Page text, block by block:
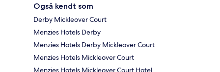
Også kendt som
Derby Mickleover Court
Menzies Hotels Derby
Menzies Hotels Derby Mickleover Court
Menzies Hotels Mickleover Court
Menzies Hotels Mickleover Court Hotel